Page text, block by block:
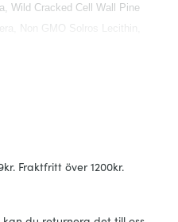
Wild Cracked Cell Wall Pine
Non GMO Solros Lecithin,
Shiitake, Lions Mane,
PrimEnzymer.
Fraktfritt över 1200kr.